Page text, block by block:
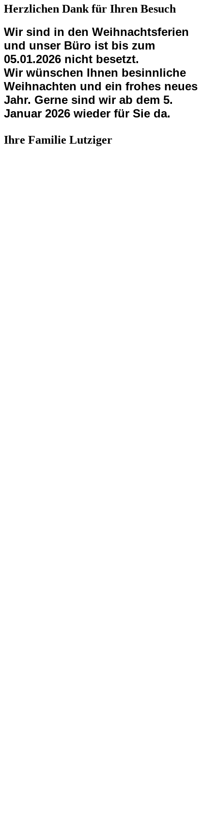
Herzlichen Dank für Ihren Besuch
Wir sind in den Weihnachtsferien
und unser Büro ist bis zum
05.01.2026 nicht besetzt.
Wir wünschen Ihnen besinnliche
Weihnachten und ein frohes neues
Jahr. Gerne sind wir ab dem 5.
Januar 2026 wieder für Sie da.
Ihre Familie Lutziger